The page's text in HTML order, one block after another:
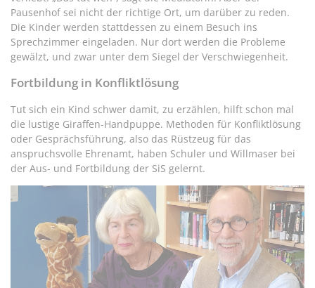
Pausenhof sei nicht der richtige Ort, um darüber zu reden.
Die Kinder werden stattdessen zu einem Besuch ins
Sprechzimmer eingeladen. Nur dort werden die Probleme
gewälzt, und zwar unter dem Siegel der Verschwiegenheit.
Fortbildung in Konfliktlösung
Tut sich ein Kind schwer damit, zu erzählen, hilft schon mal
die lustige Giraffen-Handpuppe. Methoden für Konfliktlösung
oder Gesprächsführung, also das Rüstzeug für das
anspruchsvolle Ehrenamt, haben Schuler und Willmaser bei
der Aus- und Fortbildung der SiS gelernt.